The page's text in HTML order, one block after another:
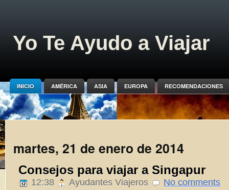
Yo Te Ayudo a Viajar
INICIO AMÉRICA ASIA EUROPA RECOMENDACIONES
martes, 21 de enero de 2014
Consejos para viajar a Singapur
12:38 Ayudantes Viajeros No comments